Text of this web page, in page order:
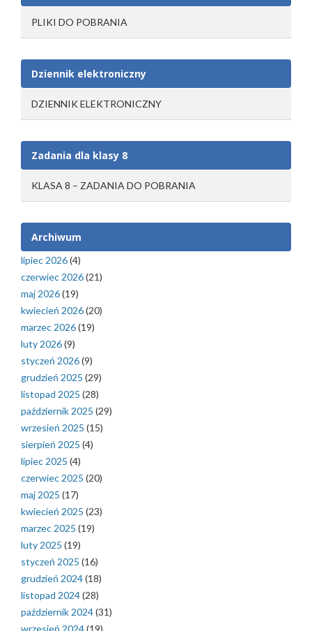
PLIKI DO POBRANIA
Dziennik elektroniczny
DZIENNIK ELEKTRONICZNY
Zadania dla klasy 8
KLASA 8 – ZADANIA DO POBRANIA
Archiwum
lipiec 2026(4)
czerwiec 2026(21)
maj 2026(19)
kwiecień 2026(20)
marzec 2026(19)
luty 2026(9)
styczeń 2026(9)
grudzień 2025 (29)
listopad 2025 (28)
październik 2025 (29)
wrzesień 2025 (15)
sierpień 2025 (4)
lipiec 2025 (4)
czerwiec 2025 (20)
maj 2025 (17)
kwiecień 2025 (23)
marzec 2025 (19)
luty 2025 (19)
styczeń 2025 (16)
grudzień 2024(18)
listopad 2024(28)
październik 2024(31)
wrzesień 2024(19)